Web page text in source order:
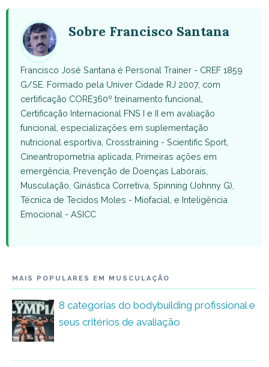
Sobre Francisco Santana
Francisco José Santana é Personal Trainer - CREF 1859
G/SE. Formado pela Univer Cidade RJ 2007, com
certificação CORE360º treinamento funcional,
Certificação Internacional FNS I e II em avaliação
funcional, especializações em suplementação
nutricional esportiva, Crosstraining - Scientific Sport,
Cineantropometria aplicada, Primeiras ações em
emergência, Prevenção de Doenças Laborais,
Musculação, Ginástica Corretiva, Spinning (Johnny G),
Técnica de Tecidos Moles - Miofacial, e Inteligência
Emocional - ASICC
MAIS POPULARES EM MUSCULAÇÃO
8 categorias do bodybuilding profissional e
seus critérios de avaliação